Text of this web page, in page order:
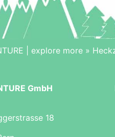
| explore more »
GmbH
18